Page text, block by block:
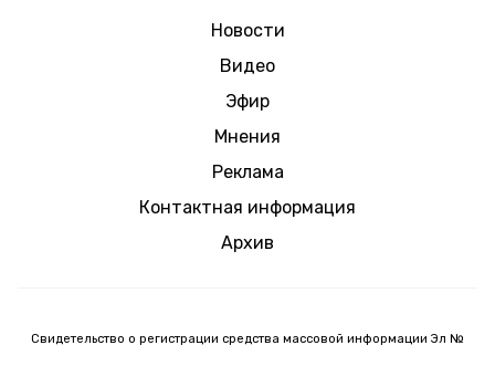
Новости
Видео
Эфир
Мнения
Реклама
Контактная информация
Архив
Свидетельство о регистрации средства массовой информации Эл №